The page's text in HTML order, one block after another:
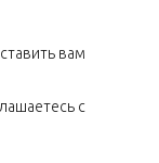
вам
с